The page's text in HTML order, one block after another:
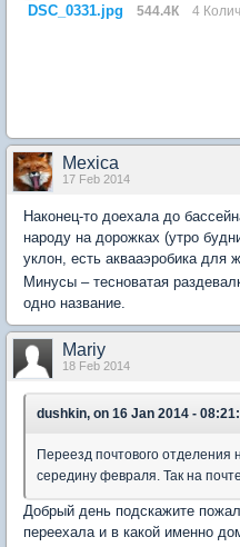
DSC_0331.jpg 544.4К 4
Mexica
17 Feb 2014
Наконец-то доехала до
народу на дорожках (утро
уклон, есть аквааэробика
Минусы – тесноватая
одно название.
Mariy
18 Feb 2014
dushkin, on 16 Jan 2014 - 08:21:
Переезд почтового отделения
середину февраля. Так на почте
Добрый день подскажите
переехала и в какой именно